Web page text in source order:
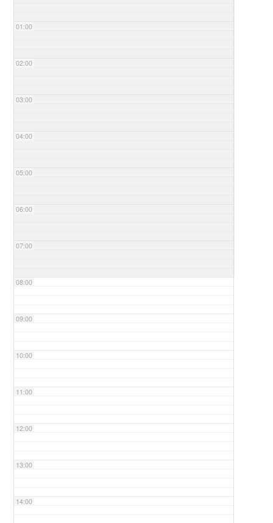
01:00
02:00
03:00
04:00
05:00
06:00
07:00
08:00
09:00
10:00
11:00
12:00
13:00
14:00